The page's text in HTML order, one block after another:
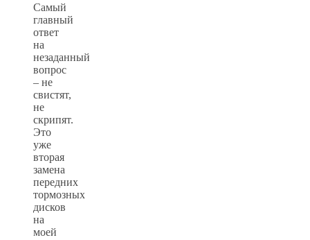
Самый
главный
ответ
на
незаданный
вопрос
– не
свистят,
не
скрипят.
Это
уже
вторая
замена
передних
тормозных
дисков
на
моей